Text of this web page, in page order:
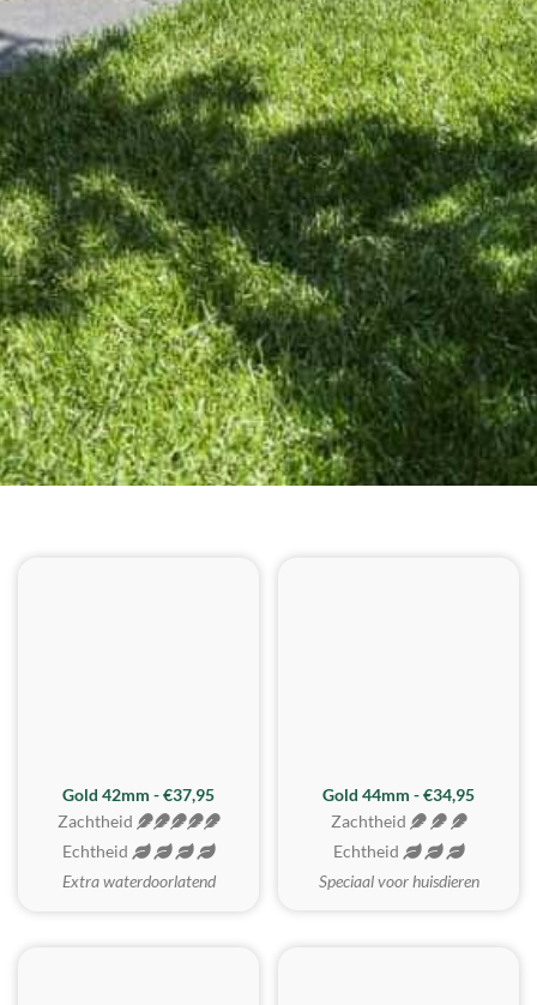
ZACHTSTE
Gold 42mm - €37,95
Zachtheid
Echtheid
Extra waterdoorlatend
Gold 44mm - €34,95
Zachtheid
Echtheid
Speciaal voor huisdieren